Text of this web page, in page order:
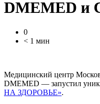
DMEMED и
0
< 1 мин
Медицинский центр
DMEMED — запустил
НА ЗДОРОВЬЕ».